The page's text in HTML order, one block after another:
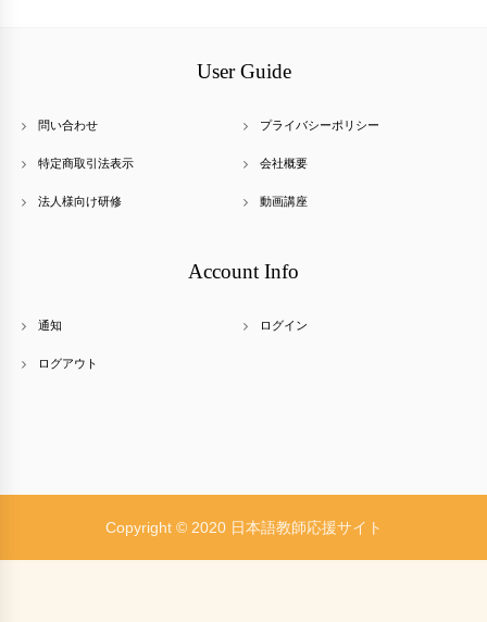
User Guide
問い合わせ プライバシーポリシー
特定商取引法表示 会社概要
法人様向け研修 動画講座
Account Info
通知 ログイン
ログアウト
Copyright © 2020 日本語教師応援サイト